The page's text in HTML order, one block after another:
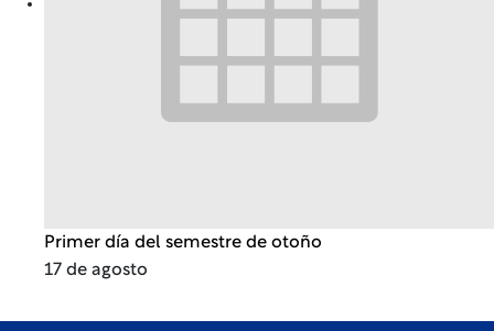
Primer día del semestre de otoño
17 de agosto